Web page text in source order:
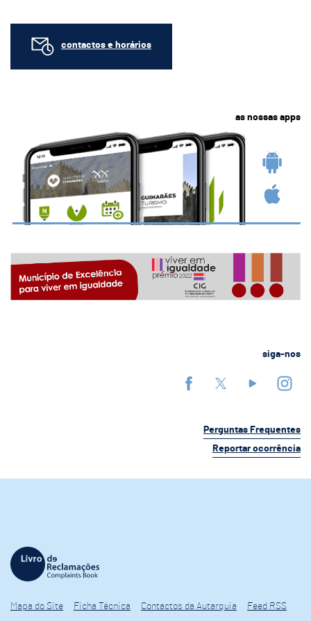
contactos e horários
as nossas apps
siga-nos
Perguntas Frequentes
Reportar ocorrência
Mapa do Site Ficha Técnica Contactos da Autarquia Feed RSS